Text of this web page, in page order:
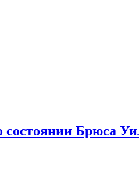
состоянии Брюса